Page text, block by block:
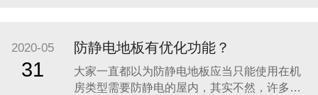
电路、水路、空气等管道及空调系统应在安装
地板前施工完毕； 4、 大型重设备基座固定应
完工，设备安装在
2020-05
31
防静电地板有优化功能？
大家一直都以为防静电地板应当只能使用在机
房类型需要防静电的屋内，其实不然，许多医